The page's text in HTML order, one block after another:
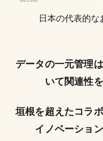
日本の代表的な
データの一元管理
いて関連性
垣根を超えたコラ
イノベーショ